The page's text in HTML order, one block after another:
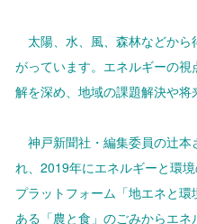
太陽、水、風、森林などから
がっています。エネルギーの
解を深め、地域の課題解決や将
神戸新聞社・編集委員の辻本
れ、2019年にエネルギーと環
プラットフォーム「地エネと
ある「農と食」のごみからエ